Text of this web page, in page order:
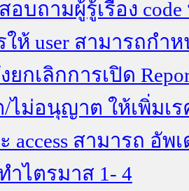
อบถามผู้รู้เรื่อง
ห้ user สามารถกำห
ยกเลิกการเปิด
ไม่อนุญาต ให้เพิ่มเ
access สามารถ อั
ำไตรมาส 1- 4